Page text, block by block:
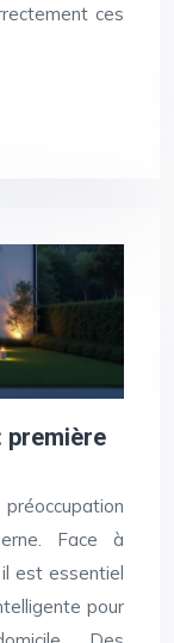
ces
première
Face à
il est essentiel
pour